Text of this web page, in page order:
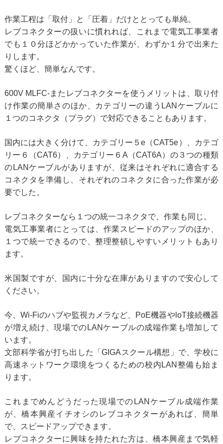
作業工程は「取付」と「圧着」だけととっても単純。
レブコネクターの扱いに慣れれば、これまで電気工事業者
でも１０分ほどかかっていた作業が、わずか１分で出来た
りします。
驚くほど、簡単なんです。
600V MLFC-またレブコネクターを使うメリットは、取り付
け作業の簡単さのほか、カテゴリーの違うLANケーブルに
１つのコネクタ（プラグ）で対応できることもあります。
国内には大きく分けて、カテゴリー５e（CAT5e）、カテゴ
リー６（CAT6）、カテゴリー６A（CAT6A）の３つの種類
のLANケーブルがありますが、従来はそれぞれに適合する
コネクタを準備し、それぞれのコネクタに合った作業が必
要でした。
レブコネクターなら１つの統一コネクタで、作業も同じ。
電気工事業者にとっては、作業スピードのアップのほか、
１つで統一できるので、整理整頓しやすいメリットもあり
ます。
米国製ですが、国内に十分な在庫がありますので安心して
ください。
今、Wi-Fiのハブや監視カメラなど、PoE機器やloT接続機器
が増え続け、現場でのLANケーブルの成端作業も増加して
います。
文部科学省が打ち出した「GIGAスクール構想」で、学校に
高速ネットワーク環境をつくるための校内LAN整備も始ま
ります。
これまでめんどうだった現場でのLANケーブル成端作業
が、橋本興産イチオシのレブコネクターがあれば、簡単
で、スピードアップできます。
レブコネクターに興味を持たれた方は、橋本興産まで気軽